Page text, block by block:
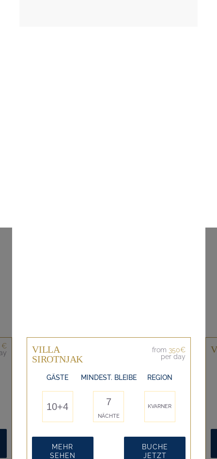
€
VILLA
SIROTNJAK
from 350€
per day
GÄSTE
10+4
MINDEST. BLEIBE
7
NÄCHTE
REGION
KVARNER
MEHR
SEHEN
BUCHE
JETZT